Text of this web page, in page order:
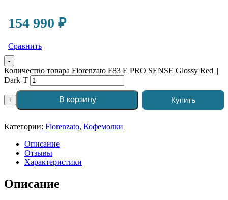
154 990 ₽
Сравнить
-
Количество товара Fiorenzato F83 E PRO SENSE Glossy Red ||
Dark-T
+ В корзину Купить
Категории: Fiorenzato, Кофемолки
Описание
Отзывы
Характеристики
Описание